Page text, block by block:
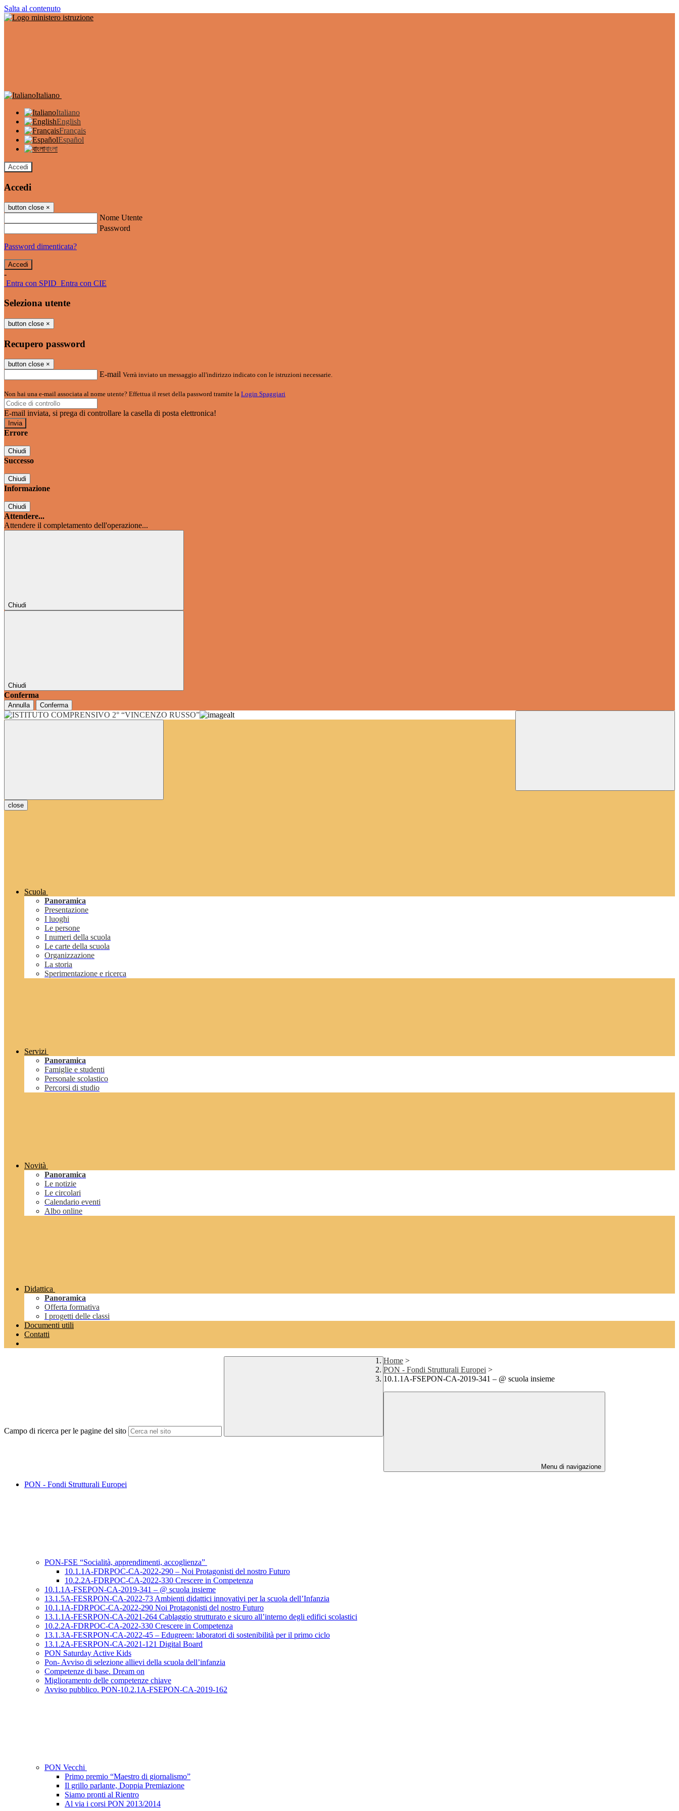
Salta al contenuto
Italiano
Italiano
English
Français
Español
বাংলা
Accedi
Accedi
button close ×
Nome Utente
Password
Password dimenticata?
-
Entra con SPID Entra con CIE
Seleziona utente
button close ×
Recupero password
button close ×
E-mail Verrà inviato un messaggio all'indirizzo indicato con le istruzioni necessarie.
Non hai una e-mail associata al nome utente? Effettua il reset della password tramite la Login Spaggiari
E-mail inviata, si prega di controllare la casella di posta elettronica!
Errore
Chiudi
Successo
Chiudi
Informazione
Chiudi
Attendere...
Attendere il completamento dell'operazione...
Chiudi
Chiudi
Conferma
Annulla Conferma
close
Scuola
Panoramica
Presentazione
I luoghi
Le persone
I numeri della scuola
Le carte della scuola
Organizzazione
La storia
Sperimentazione e ricerca
Servizi
Panoramica
Famiglie e studenti
Personale scolastico
Percorsi di studio
Novità
Panoramica
Le notizie
Le circolari
Calendario eventi
Albo online
Didattica
Panoramica
Offerta formativa
I progetti delle classi
Documenti utili
Contatti
Campo di ricerca per le pagine del sito
Home >
PON - Fondi Strutturali Europei >
10.1.1A-FSEPON-CA-2019-341 – @ scuola insieme
Menu di navigazione
PON - Fondi Strutturali Europei
PON-FSE “Socialità, apprendimenti, accoglienza”
10.1.1A-FDRPOC-CA-2022-290 – Noi Protagonisti del nostro Futuro
10.2.2A-FDRPOC-CA-2022-330 Crescere in Competenza
10.1.1A-FSEPON-CA-2019-341 – @ scuola insieme
13.1.5A-FESRPON-CA-2022-73 Ambienti didattici innovativi per la scuola dell’Infanzia
10.1.1A-FDRPOC-CA-2022-290 Noi Protagonisti del nostro Futuro
13.1.1A-FESRPON-CA-2021-264 Cablaggio strutturato e sicuro all’interno degli edifici scolastici
10.2.2A-FDRPOC-CA-2022-330 Crescere in Competenza
13.1.3A-FESRPON-CA-2022-45 – Edugreen: laboratori di sostenibilità per il primo ciclo
13.1.2A-FESRPON-CA-2021-121 Digital Board
PON Saturday Active Kids
Pon- Avviso di selezione allievi della scuola dell’infanzia
Competenze di base. Dream on
Miglioramento delle competenze chiave
Avviso pubblico. PON-10.2.1A-FSEPON-CA-2019-162
PON Vecchi
Primo premio “Maestro di giornalismo”
Il grillo parlante, Doppia Premiazione
Siamo pronti al Rientro
Al via i corsi PON 2013/2014